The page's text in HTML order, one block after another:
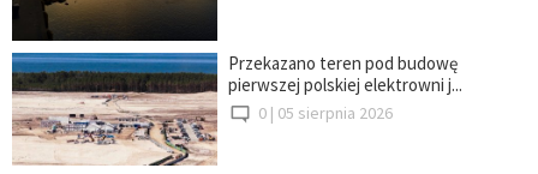
Przekazano teren pod budowę
pierwszej polskiej elektrowni j...
0 | 05 sierpnia 2026